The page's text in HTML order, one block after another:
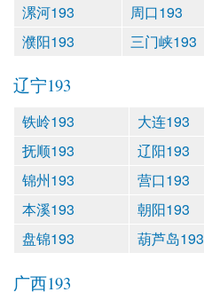
漯河193
周口193
濮阳193
三门峡193
辽宁193
铁岭193 大连193
抚顺193
辽阳193
锦州193
营口193
本溪193
朝阳193
盘锦193
葫芦岛193
广西193